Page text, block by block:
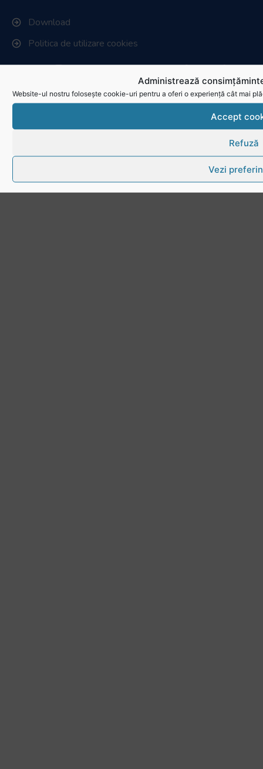
Administrează
Website-ul nostru folosește cookie-uri pentru a oferi o experiență cât mai
Accept
Refuză
Vezi
Download
Politica de utilizare cookies